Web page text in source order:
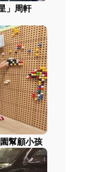
」周軒
幫顧小孩